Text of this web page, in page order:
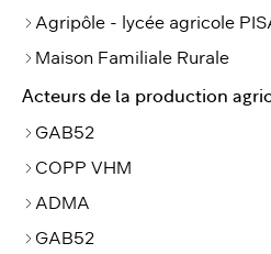
Agripôle - lycée agricole
Maison Familiale Rurale
Acteurs de la production
GAB52
COPP VHM
ADMA
GAB52